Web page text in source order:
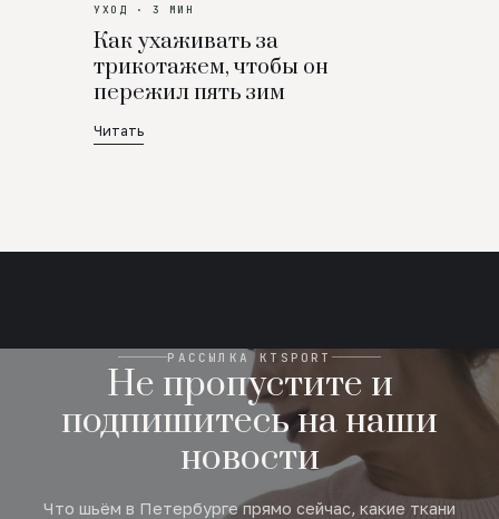
УХОД · 3 МИН
Как ухаживать за
трикотажем, чтобы он
пережил пять зим
Читать
РАССЫЛКА KTSPORT
Не пропустите и
подпишитесь на наши
новости
Что шьём в Петербурге прямо сейчас, какие ткани